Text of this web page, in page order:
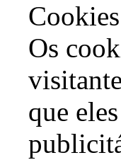
Os
que